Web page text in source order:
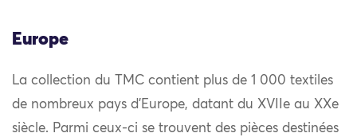
Europe
La collection du TMC contient plus de 1 000 textiles
de nombreux pays d’Europe, datant du XVIIe au XXe
siècle. Parmi ceux-ci se trouvent des pièces destinées